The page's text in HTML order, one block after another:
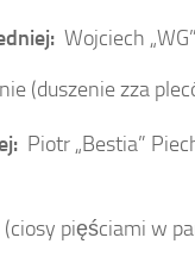
Wojciech
(duszenie zza
Piotr „Bestia”
pięściami w